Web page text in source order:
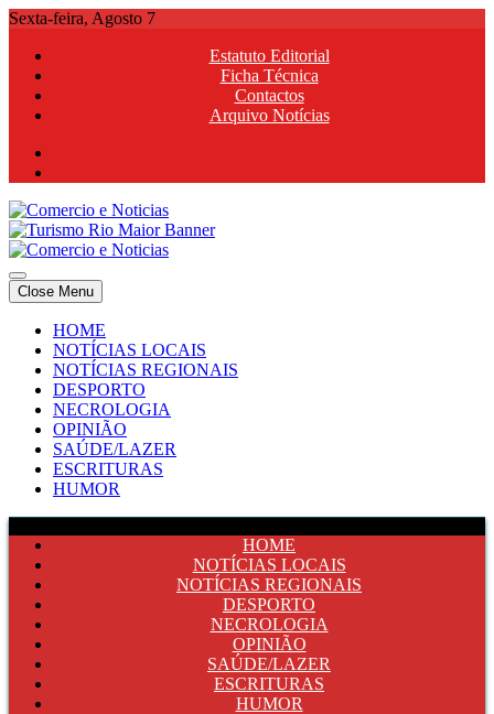
Skip
content
Sexta-feira, Agosto 7
Estatuto Editorial
Ficha Técnica
Contactos
Arquivo Notícias
Comercio e Noticias
Notícias e Publicidade Online
Comercio e Noticias
Notícias e Publicidade Online
Close Menu
HOME
NOTÍCIAS LOCAIS
NOTÍCIAS REGIONAIS
DESPORTO
NECROLOGIA
OPINIÃO
SAÚDE/LAZER
ESCRITURAS
HUMOR
HOME
NOTÍCIAS LOCAIS
NOTÍCIAS REGIONAIS
DESPORTO
NECROLOGIA
OPINIÃO
SAÚDE/LAZER
ESCRITURAS
HUMOR